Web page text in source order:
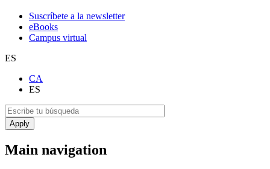
Suscríbete a la newsletter
eBooks
Campus virtual
ES
CA
ES
Main navigation